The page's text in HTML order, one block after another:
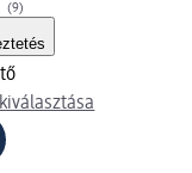
(9)